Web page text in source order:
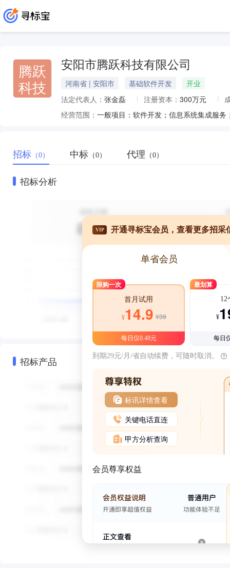
腾跃
科技
安阳市腾跃科技有限公司
河南省 | 安阳市 基础软件开发
开业
法定代表人： 张金磊 注册资本： 300万元
经营范围：
招标 （0） 中标 （0） 代理 （0）
招标分析
招标产品
VIP 开通寻标宝会员，查看更多招采
单省会员
限购一次
首月试用
¥14.9 ¥39
每日仅0.48元
最划算
12
¥
每日
到期29元/月/省自动续费，可随时取消。
标讯详情查看
关键电话直连
甲方分析查询
会员尊享权益